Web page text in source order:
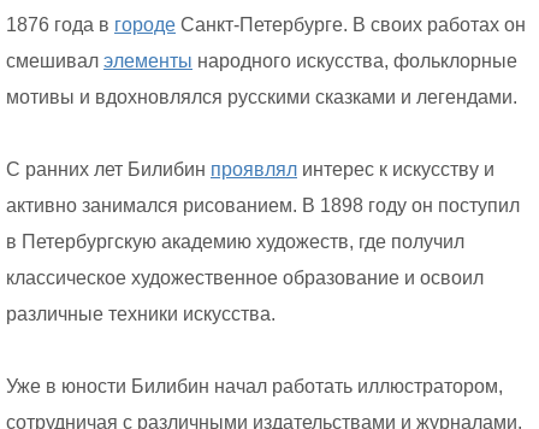
1876 года в городе Санкт-Петербурге. В своих работах он
смешивал элементы народного искусства, фольклорные
мотивы и вдохновлялся русскими сказками и легендами.
С ранних лет Билибин проявлял интерес к искусству и
активно занимался рисованием. В 1898 году он поступил
в Петербургскую академию художеств, где получил
классическое художественное образование и освоил
различные техники искусства.
Уже в юности Билибин начал работать иллюстратором,
сотрудничая с различными издательствами и журналами.